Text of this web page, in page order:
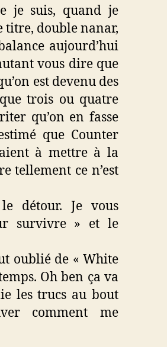
je suis, quand je
titre, double nanar,
aujourd’hui
vous dire que
est devenu des
trois ou quatre
qu’on en fasse
que Counter
à mettre à la
tellement ce n’est
détour. Je vous
survivre » et le
oublié de « White
Oh ben ça va
les trucs au bout
comment me